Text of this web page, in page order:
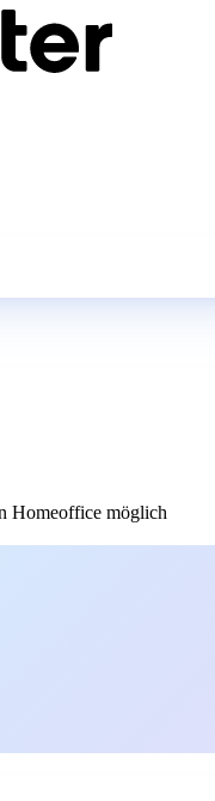
Homeoffice möglich